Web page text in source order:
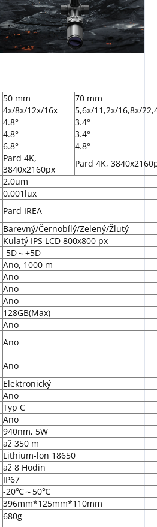
50 mm
70 mm
4x/8x/12x/16x
5,6x/11,2x/16,8x/
4.8°
3.4°
4.8°
3.4°
6.8°
4.8°
Pard 4K,
3840x2160px
Pard 4K,
2.0um
0.001lux
Pard IREA
Barevný/Černobílý/Zelený/Žlutý
Kulatý IPS LCD 800x800 px
-5D～+5D
Ano, 1000 m
Ano
Ano
Ano
128GB(Max)
Ano
Ano
Ano
Elektronický
Ano
Typ C
Ano
940nm, 5W
až 350 m
Lithium-lon 18650
až 8 Hodin
IP67
-20℃～50℃
396mm*125mm*110mm
680g